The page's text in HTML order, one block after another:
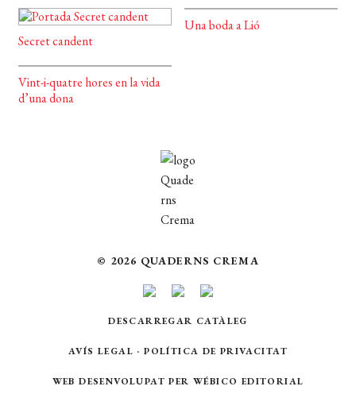
Secret candent
Una boda a Lió
Vint-i-quatre hores en la vida
d’una dona
© 2026 QUADERNS CREMA
DESCARREGAR CATÀLEG
AVÍS LEGAL ·POLÍTICA DE PRIVACITAT
WEB DESENVOLUPAT PER WÉBICO EDITORIAL